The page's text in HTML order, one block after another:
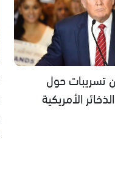
حول
الأمريكية